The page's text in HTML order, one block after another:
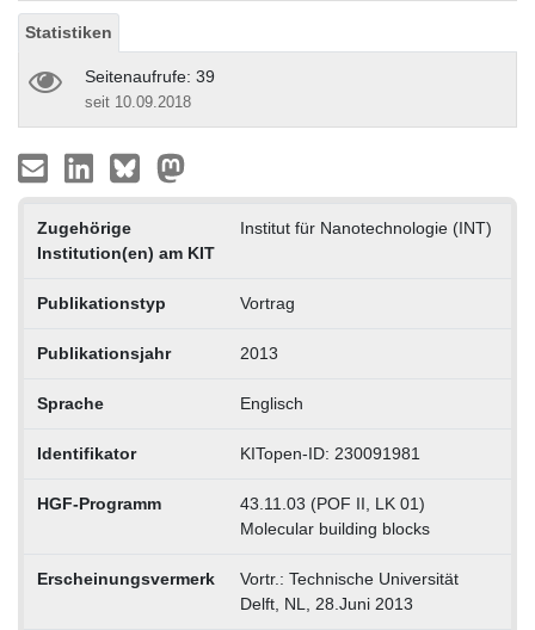
Statistiken
Seitenaufrufe: 39
seit 10.09.2018
Zugehörige
Institution(en) am KIT
Institut für Nanotechnologie (INT)
Publikationstyp Vortrag
Publikationsjahr 2013
Sprache Englisch
Identifikator KITopen-ID: 230091981
HGF-Programm
43.11.03 (POF II, LK 01)
Molecular building blocks
Erscheinungsvermerk
Vortr.: Technische Universität
Delft, NL, 28.Juni 2013